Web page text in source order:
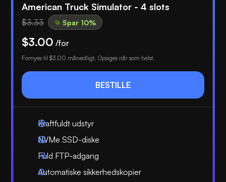
American Truck Simulator - 4 slots
$3.33 Spar 10%
$3.00 /for
Fornyes til $3.00 månedligt. Opsiges når som helst.
BESTILLE
Kraftfuldt udstyr
NVMe SSD-diske
Fuld FTP-adgang
Automatiske sikkerhedskopier